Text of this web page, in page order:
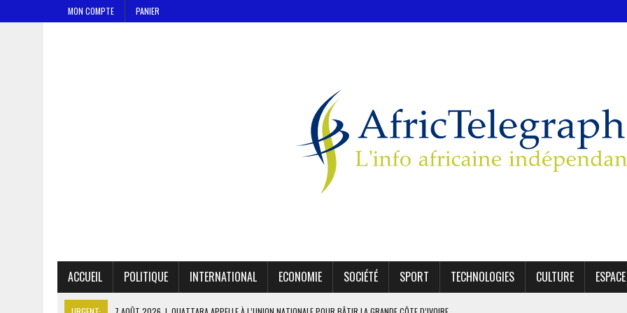
MON COMPTE PANIER
ACCUEIL POLITIQUE INTERNATIONAL ECONOMIE SOCIÉTÉ SPORT TECHNOLOGIES CULTURE